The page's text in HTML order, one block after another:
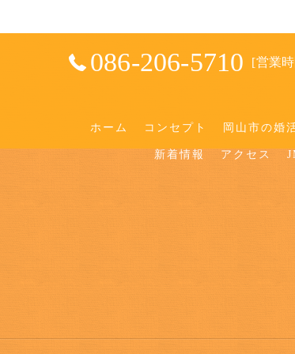
086-206-5710 [営業
ホーム コンセプト 岡山市の婚
新着情報 アクセス